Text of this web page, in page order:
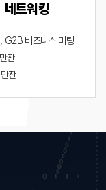
네트워킹
G2B 비즈니스 미팅
찬
찬